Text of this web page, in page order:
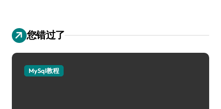
您错过了
MySql教程